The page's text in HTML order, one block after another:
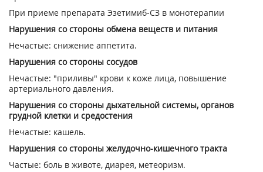
При приеме препарата Эзетимиб-СЗ в монотерапии
Нарушения со стороны обмена веществ и питания
Нечастые: снижение аппетита.
Нарушения со стороны сосудов
Нечастые: "приливы" крови к коже лица, повышение
артериального давления.
Нарушения со стороны дыхательной системы, органов
грудной клетки и средостения
Нечастые: кашель.
Нарушения со стороны желудочно-кишечного тракта
Частые: боль в животе, диарея, метеоризм.